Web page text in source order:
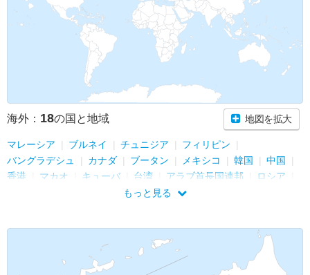
海外： 18の国と地域 地図を拡大
マレーシア ブルネイ チュニジア
フィリピン
バングラデシュ
カナダ ブータン メキシコ 韓国
中国
香港
マカオ キューバ 台湾 アラブ首長国連邦
ロシア
もっと見る